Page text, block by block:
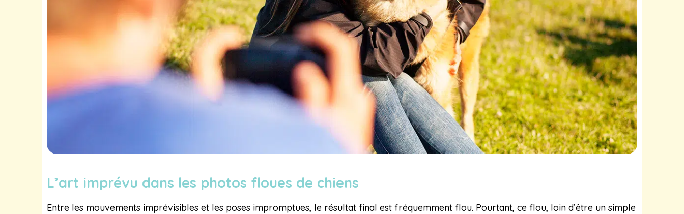
L’art imprévu dans les photos floues de chiens
Entre les mouvements imprévisibles et les poses impromptues, le résultat final est fréquemment flou. Pourtant, ce flou, loin d’être un simple